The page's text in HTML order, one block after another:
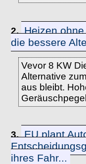
2. Heizen
die bessere
Vevor 8 KW
Alternative
aus bleibt.
Geräuschpegel
3. EU plant
ihres Fahr...